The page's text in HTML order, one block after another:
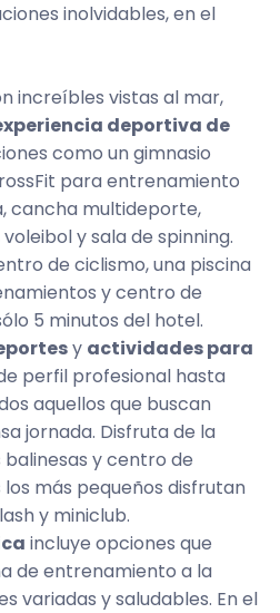
inolvidables, en el
increíbles vistas al mar,
deportiva de
como un gimnasio
para entrenamiento
cancha multideporte,
y sala de spinning.
de ciclismo, una piscina
y centro de
5 minutos del hotel.
y actividades para
perfil profesional hasta
aquellos que buscan
jornada. Disfruta de la
y centro de
más pequeños disfrutan
y miniclub.
incluye opciones que
de entrenamiento a la
variadas y saludables. En el